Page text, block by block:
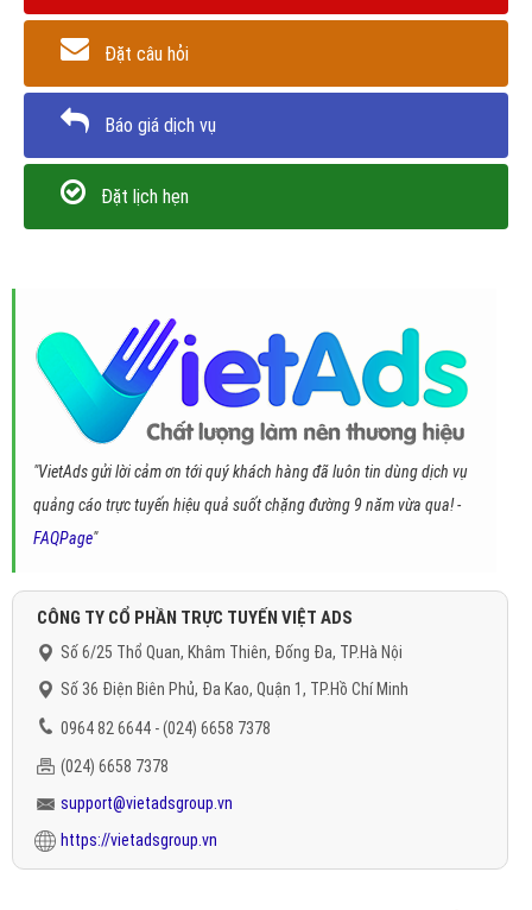
Đặt câu hỏi
Báo giá dịch vụ
Đặt lịch hẹn
"VietAds gửi lời cảm ơn tới quý khách hàng đã luôn tin dùng dịch vụ
quảng cáo trực tuyến hiệu quả suốt chặng đường 9 năm vừa qua! -
FAQPage"
CÔNG TY CỔ PHẦN TRỰC TUYẾN VIỆT ADS
Số 6/25 Thổ Quan, Khâm Thiên, Đống Đa, TP.Hà Nội
Số 36 Điện Biên Phủ, Đa Kao, Quận 1, TP.Hồ Chí Minh
0964 82 6644 - (024) 6658 7378
(024) 6658 7378
support@vietadsgroup.vn
https://vietadsgroup.vn